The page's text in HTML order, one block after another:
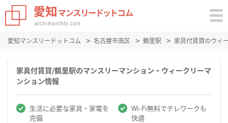
愛知マンスリードットコム 名古屋市南区 鶴里駅 家具付賃貸のウィ
家具付賃貸/鶴里駅のマンスリーマンション・ウィークリーマ
ンション情報
生活に必要な家具・家電を
完備
Wi-Fi無料でテレワークも
快適